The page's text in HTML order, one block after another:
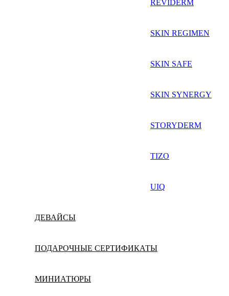
REVIDERM
SKIN REGIMEN
SKIN SAFE
SKIN SYNERGY
STORYDERM
TIZO
UIQ
ДЕВАЙСЫ
ПОДАРОЧНЫЕ СЕРТИФИКАТЫ
МИНИАТЮРЫ